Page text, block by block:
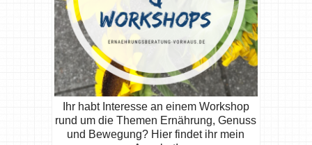
Ihr habt Interesse an einem Workshop
rund um die Themen Ernährung, Genuss
und Bewegung? Hier findet ihr mein